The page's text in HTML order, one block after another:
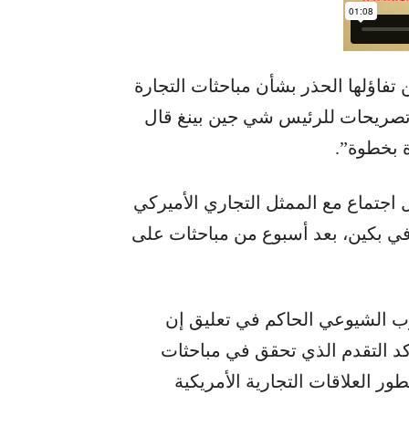
الحذر بشأن مباحثات التجارة
تصريحات للرئيس شي جين بينغ قال
بخطوة”.
مع الممثل التجاري الأميركي
في بكين، بعد أسبوع من مباحثات على
الشيوعي الحاكم في تعليق إن
التقدم الذي تحقق في مباحثات
العلاقات التجارية الأمريكية